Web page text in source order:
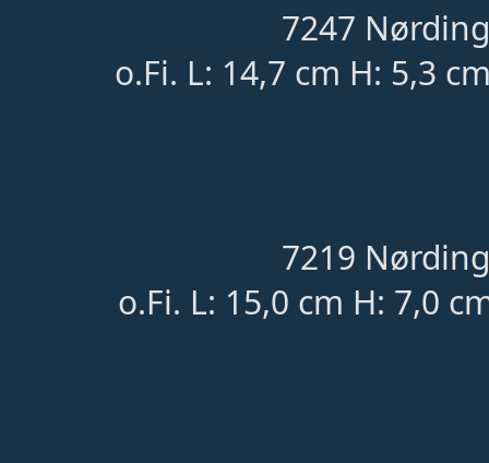
7247
o.Fi. L: 14,7 cm H: 5,3
7219
o.Fi. L: 15,0 cm H: 7,0